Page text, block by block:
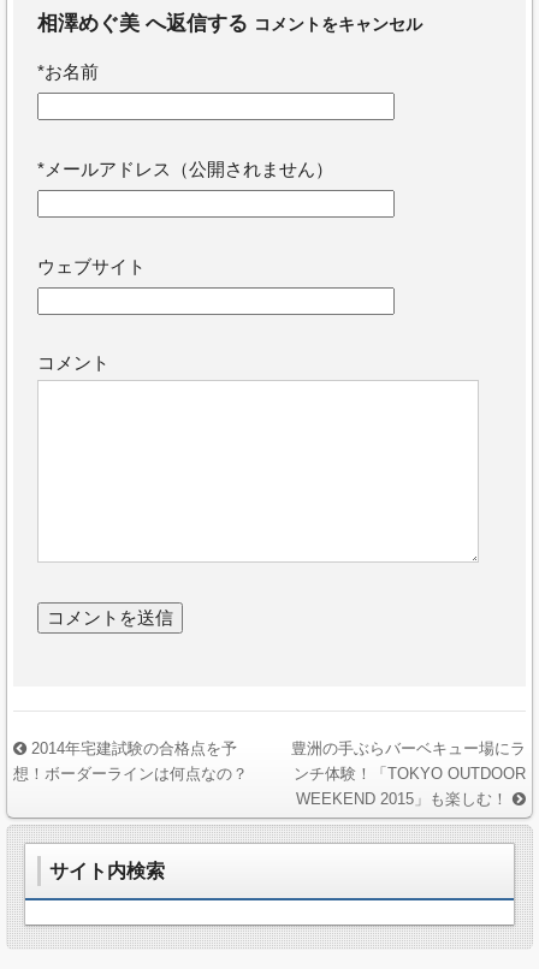
相澤めぐ美 へ返信する コメントをキャンセル
*お名前
* メールアドレス（公開されません）
ウェブサイト
コメント
2014年宅建試験の合格点を予
想！ボーダーラインは何点なの？
豊洲の手ぶらバーベキュー場にラ
ンチ体験！「TOKYO OUTDOOR
WEEKEND 2015」も楽しむ！
サイト内検索